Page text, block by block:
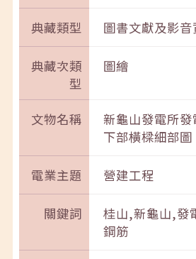
典藏類型 圖書文獻及影音
典藏次類
型
圖繪
文物名稱
新龜山發電所
下部橫樑細部圖
電業主題 營建工程
關鍵詞
桂山,新龜山,發
鋼筋